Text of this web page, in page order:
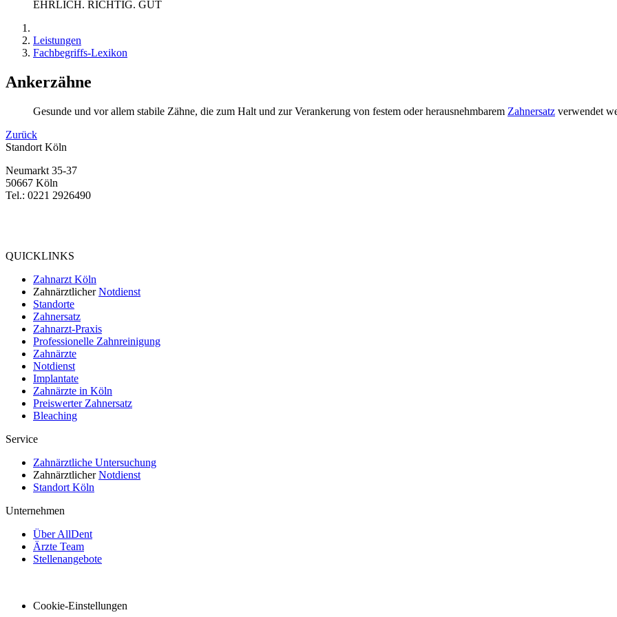
EHRLICH. RICHTIG. GUT
Leistungen
Fachbegriffs-Lexikon
Ankerzähne
Gesunde und vor allem stabile Zähne, die zum Halt und zur Verankerung von festem oder herausnehmbarem Zahnersatz verwendet
Zurück
Standort Köln
Neumarkt 35-37
50667 Köln
Tel.: 0221 2926490
QUICKLINKS
Zahnarzt Köln
ZahnärztlicherNotdienst
Standorte
Zahnersatz
Zahnarzt-Praxis
Professionelle Zahnreinigung
Zahnärzte
Notdienst
Implantate
Zahnärzte in Köln
Preiswerter Zahnersatz
Bleaching
Service
Zahnärztliche Untersuchung
ZahnärztlicherNotdienst
Standort Köln
Unternehmen
Über AllDent
Ärzte Team
Stellenangebote
Cookie-Einstellungen